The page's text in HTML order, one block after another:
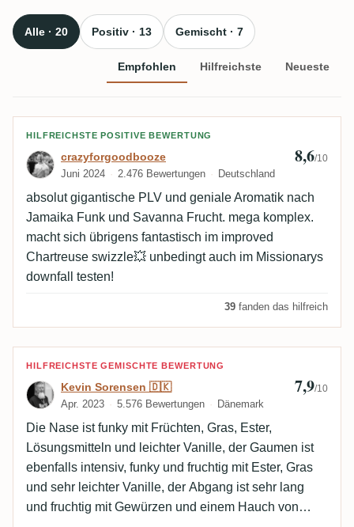
Alle · 20 Positiv · 13 Gemischt · 7
Empfohlen Hilfreichste Neueste
Bewertung von crazyforgoodbooze
HILFREICHSTE POSITIVE BEWERTUNG
crazyforgoodbooze
Juni 2024 2.476 Bewertungen Deutschland
8,6/10
absolut gigantische PLV und geniale Aromatik nach
Jamaika Funk und Savanna Frucht. mega komplex.
macht sich übrigens fantastisch im improved
Chartreuse swizzle💥 unbedingt auch im Missionarys
downfall testen!
39 fanden das hilfreich
Bewertung von Kevin Sorensen 🇩🇰
HILFREICHSTE GEMISCHTE BEWERTUNG
Kevin Sorensen 🇩🇰
Apr. 2023 5.576 Bewertungen Dänemark
7,9/10
Die Nase ist funky mit Früchten, Gras, Ester,
Lösungsmitteln und leichter Vanille, der Gaumen ist
ebenfalls intensiv, funky und fruchtig mit Ester, Gras
und sehr leichter Vanille, der Abgang ist sehr lang
und fruchtig mit Gewürzen und einem Hauch von